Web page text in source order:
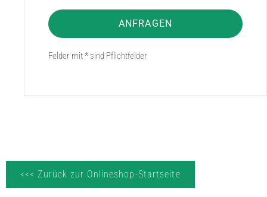
ANFRAGEN
Felder mit * sind Pflichtfelder
<<< Zurück zur Onlineshop-Startseite